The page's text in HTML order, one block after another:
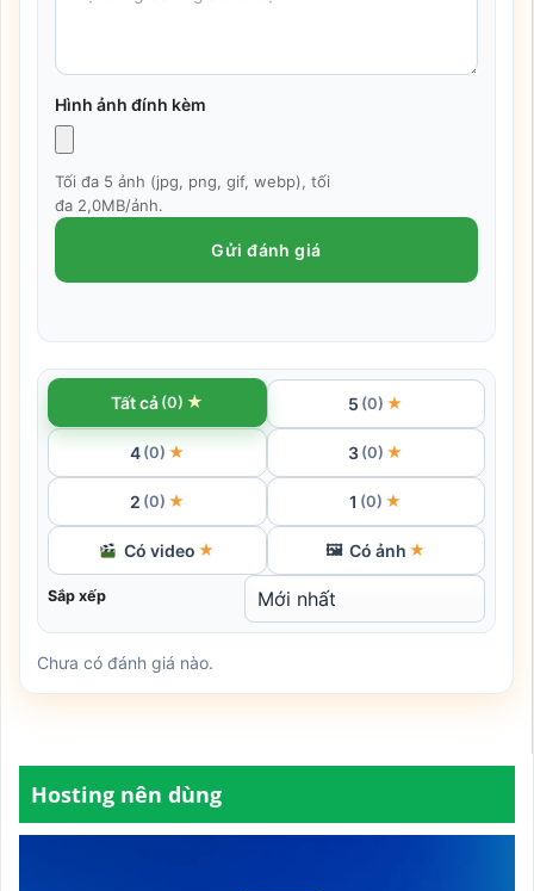
Hình ảnh đính kèm
Tối đa 5 ảnh (jpg, png, gif, webp), tối
đa 2,0MB/ảnh.
Gửi đánh giá
Tất cả (0) ★ 5 (0) ★
4 (0) ★ 3 (0) ★
2 (0) ★ 1 (0) ★
Có video ★ 🖼 Có ảnh ★
Sắp xếp
Chưa có đánh giá nào.
Hosting nên dùng